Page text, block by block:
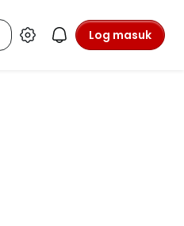
Log masuk